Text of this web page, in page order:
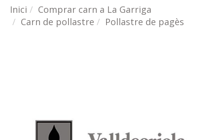
Inici
Comprar carn a La Garriga
Carn de pollastre
Pollastre de pagès